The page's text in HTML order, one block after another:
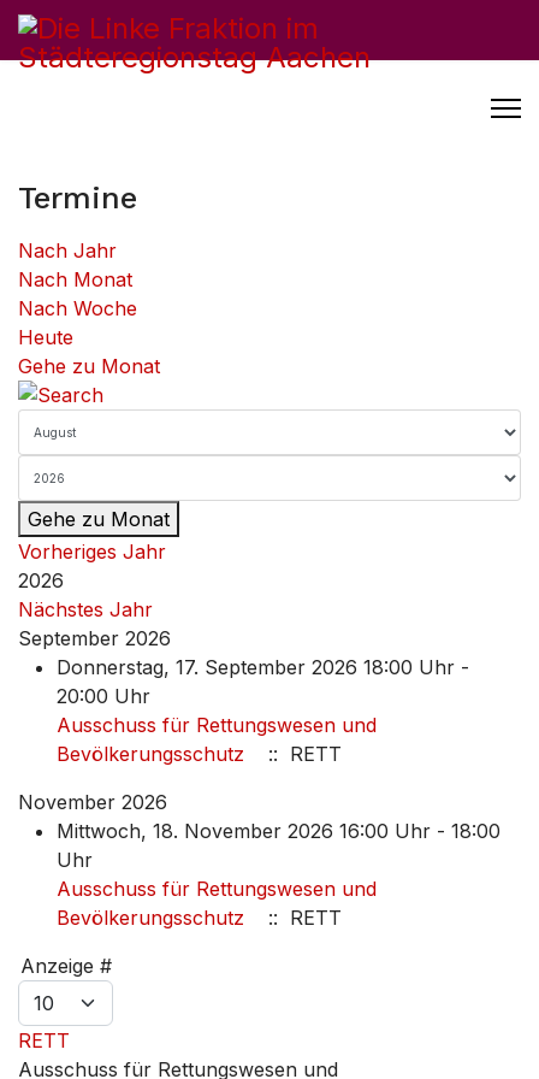
Termine
Nach Jahr
Nach Monat
Nach Woche
Heute
Gehe zu Monat
Gehe zu Monat
Vorheriges Jahr
2026
Nächstes Jahr
September 2026
Donnerstag, 17. September 2026 18:00 Uhr -
20:00 Uhr
Ausschuss für Rettungswesen und
Bevölkerungsschutz
:: RETT
November 2026
Mittwoch, 18. November 2026 16:00 Uhr - 18:00
Uhr
Ausschuss für Rettungswesen und
Bevölkerungsschutz
:: RETT
Limite der Paginierungsliste
Anzeige #
RETT
Ausschuss für Rettungswesen und